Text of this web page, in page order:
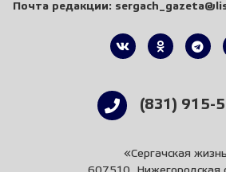
Почта редакции:
(831) 915-
«Сергачская